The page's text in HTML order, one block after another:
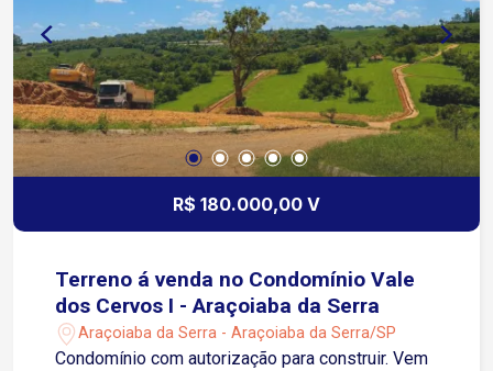
R$ 180.000,00 V
Terreno á venda no Condomínio Vale
dos Cervos I - Araçoiaba da Serra
Araçoiaba da Serra - Araçoiaba da Serra/SP
Condomínio com autorização para construir. Vem